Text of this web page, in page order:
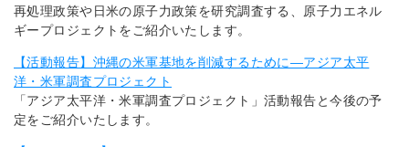
再処理政策や日米の原子力政策を研究調査する、原子力エネル
ギープロジェクトをご紹介いたします。
【活動報告】沖縄の米軍基地を削減するために―アジア太平
洋・米軍調査プロジェクト
「アジア太平洋・米軍調査プロジェクト」活動報告と今後の予
定をご紹介いたします。